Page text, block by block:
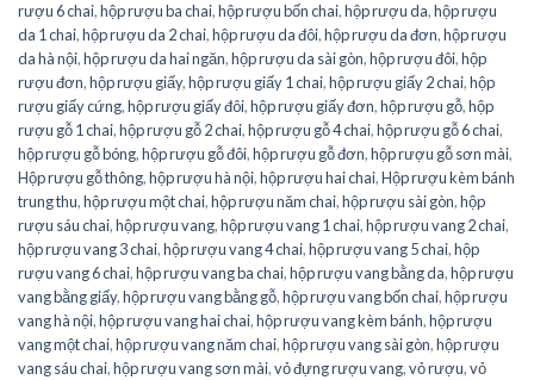
rượu 6 chai,hộp rượu ba chai,hộp rượu bốn chai,hộp rượu da,hộp rượu
da 1 chai,hộp rượu da 2 chai,hộp rượu da đôi,hộp rượu da đơn,hộp rượu
da hà nội,hộp rượu da hai ngăn,hộp rượu da sài gòn,hộp rượu đôi,hộp
rượu đơn,hộp rượu giấy,hộp rượu giấy 1 chai,hộp rượu giấy 2 chai,hộp
rượu giấy cứng,hộp rượu giấy đôi,hộp rượu giấy đơn,hộp rượu gỗ,hộp
rượu gỗ 1 chai,hộp rượu gỗ 2 chai,hộp rượu gỗ 4 chai,hộp rượu gỗ 6 chai,
hộp rượu gỗ bóng,hộp rượu gỗ đôi,hộp rượu gỗ đơn,hộp rượu gỗ sơn mài,
Hộp rượu gỗ thông,hộp rượu hà nội,hộp rượu hai chai,Hộp rượu kèm bánh
trung thu,hộp rượu một chai,hộp rượu năm chai,hộp rượu sài gòn,hộp
rượu sáu chai,hộp rượu vang,hộp rượu vang 1 chai,hộp rượu vang 2 chai,
hộp rượu vang 3 chai,hộp rượu vang 4 chai,hộp rượu vang 5 chai,hộp
rượu vang 6 chai,hộp rượu vang ba chai,hộp rượu vang bằng da,hộp rượu
vang bằng giấy,hộp rượu vang bằng gỗ,hộp rượu vang bốn chai,hộp rượu
vang hà nội,hộp rượu vang hai chai,hộp rượu vang kèm bánh,hộp rượu
vang một chai,hộp rượu vang năm chai,hộp rượu vang sài gòn,hộp rượu
vang sáu chai,hộp rượu vang sơn mài,vỏ đựng rượu vang,vỏ rượu,vỏ